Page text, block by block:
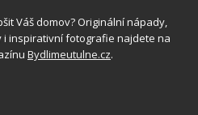
Váš domov? Originální nápady,
inspirativní fotografie najdete na
Bydlimeutulne.cz.